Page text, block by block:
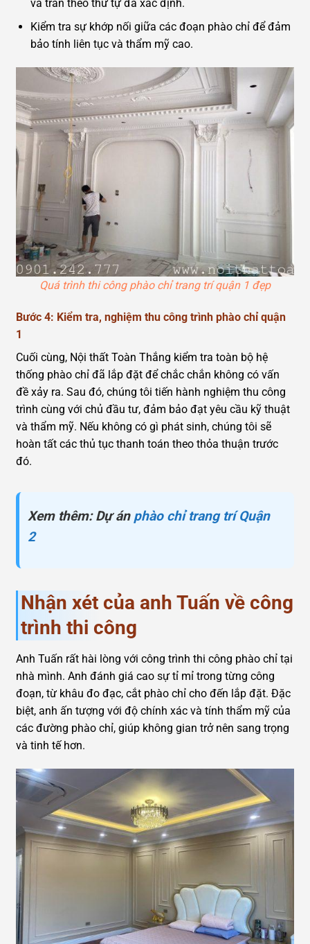
và trần theo thứ tự đã xác định.
Kiểm tra sự khớp nối giữa các đoạn phào chỉ để đảm
bảo tính liên tục và thẩm mỹ cao.
Quá trình thi công phào chỉ trang trí quận 1 đẹp
Bước 4: Kiểm tra, nghiệm thu công trình phào chỉ quận
1
Cuối cùng, Nội thất Toàn Thắng kiểm tra toàn bộ hệ
thống phào chỉ đã lắp đặt để chắc chắn không có vấn
đề xảy ra. Sau đó, chúng tôi tiến hành nghiệm thu công
trình cùng với chủ đầu tư, đảm bảo đạt yêu cầu kỹ thuật
và thẩm mỹ. Nếu không có gì phát sinh, chúng tôi sẽ
hoàn tất các thủ tục thanh toán theo thỏa thuận trước
đó.
Xem thêm: Dự án phào chỉ trang trí Quận
2
Nhận xét của anh Tuấn về công
trình thi công
Anh Tuấn rất hài lòng với công trình thi công phào chỉ tại
nhà mình. Anh đánh giá cao sự tỉ mỉ trong từng công
đoạn, từ khâu đo đạc, cắt phào chỉ cho đến lắp đặt. Đặc
biệt, anh ấn tượng với độ chính xác và tính thẩm mỹ của
các đường phào chỉ, giúp không gian trở nên sang trọng
và tinh tế hơn.